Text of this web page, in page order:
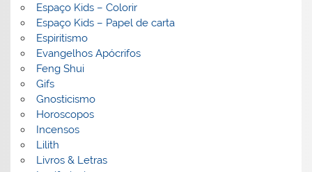
Espaço Kids – Colorir
Espaço Kids – Papel de carta
Espiritismo
Evangelhos Apócrifos
Feng Shui
Gifs
Gnosticismo
Horoscopos
Incensos
Lilith
Livros & Letras